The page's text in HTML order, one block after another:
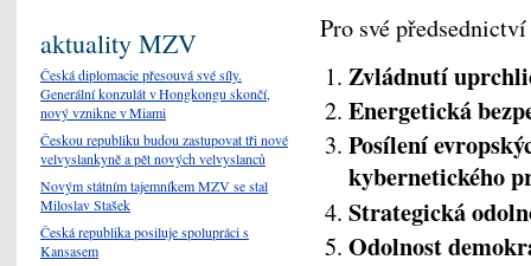
Pro své
Zvládnutí
Energetická
Posílení
kybernetického
Strategická
Odolnost
aktuality MZV
Česká diplomacie přesouvá své síly.
Generální konzulát v Hongkongu skončí,
nový vznikne v Miami
Českou republiku budou zastupovat tři nové
velvyslankyně a pět nových velvyslanců
Novým státním tajemníkem MZV se stal
Miloslav Stašek
Česká republika posiluje spolupráci s
Kansasem